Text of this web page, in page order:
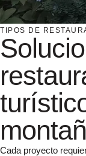
TIPOS DE
Cada proyecto